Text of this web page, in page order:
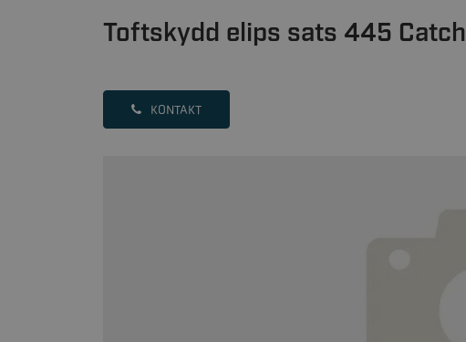
Toftskydd elips sats 445 Catch
KONTAKT